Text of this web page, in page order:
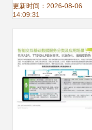
智能大赛全国二等
用系统集成服务的
创新突破
更新时间：2026-08-06
14:09:31